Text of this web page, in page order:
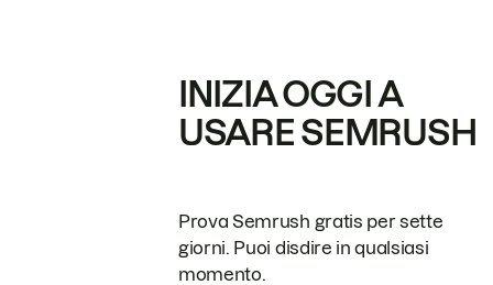
INIZIA OGGI A
USARE SEMRUSH
Prova Semrush gratis per sette
giorni. Puoi disdire in qualsiasi
momento.